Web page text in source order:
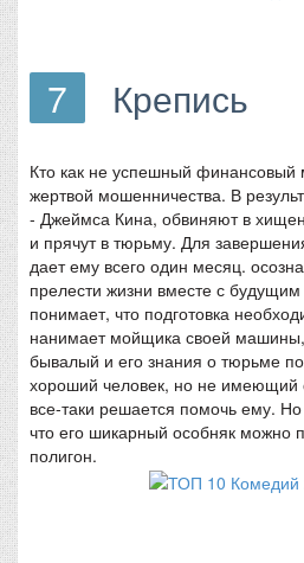
7 Крепись
Кто как не успешный финансовый
жертвой мошенничества. В
- Джеймса Кина, обвиняют в
и прячут в тюрьму. Для
дает ему всего один месяц.
прелести жизни вместе с
понимает, что подготовка
нанимает мойщика своей
бывалый и его знания о тюрьме
хороший человек, но не имеющий
все-таки решается помочь ему.
что его шикарный особняк можно
полигон.